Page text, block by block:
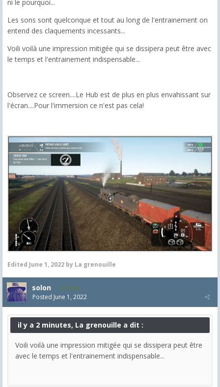
ni le pourquoi...
Les sons sont quelconque et tout au long de l'entrainement on
entend des claquements incessants...
Voili voilà une impression mitigée qui se dissipera peut être avec
le temps et l'entrainement indispensable...
Observez ce screen....Le Hub est de plus en plus envahissant sur
l'écran....Pour l'immersion ce n'est pas cela!
Edited June 1, 2022 by La grenouille
solon 1,553
Posted June 1, 2022
il y a 2 minutes, La grenouille a dit :
Voili voilà une impression mitigée qui se dissipera peut être
avec le temps et l'entrainement indispensable...